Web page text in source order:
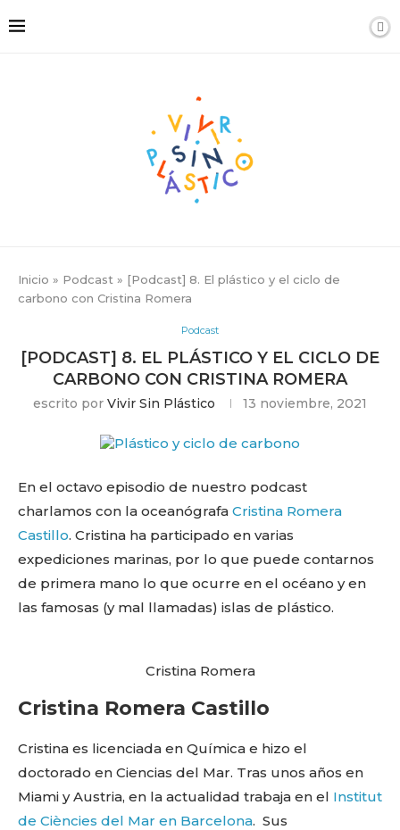
Inicio » Podcast » [Podcast] 8. El plástico y el ciclo de
carbono con Cristina Romera
Podcast
[PODCAST] 8. EL PLÁSTICO Y EL CICLO DE
CARBONO CON CRISTINA ROMERA
escrito por Vivir Sin Plástico 13 noviembre, 2021
En el octavo episodio de nuestro podcast
charlamos con la oceanógrafa Cristina Romera
Castillo. Cristina ha participado en varias
expediciones marinas, por lo que puede contarnos
de primera mano lo que ocurre en el océano y en
las famosas (y mal llamadas) islas de plástico.
Cristina Romera
Cristina Romera Castillo
Cristina es licenciada en Química e hizo el
doctorado en Ciencias del Mar. Tras unos años en
Miami y Austria, en la actualidad trabaja en el Institut
de Ciències del Mar en Barcelona. Sus